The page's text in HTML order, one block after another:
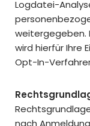
Logdatei-
weitergegeben.
wird hierfür Ihre
Opt-In-
nach